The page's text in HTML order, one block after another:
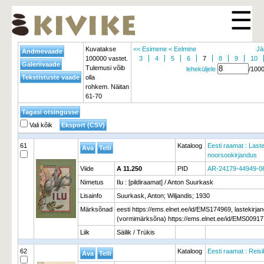
☰
Kuvatakse
100000 vastet.
Tulemusi võib
olla
rohkem. Näitan
61-70
<< Esimene < Eelmine
3
4 5 6 7 8 9
10
leheküljele
/
Vali kõik
61 Kataloog
Eesti raamat :
noorsookirjandus
Viide
A 11.250 PID
AR-24179-44949-
Nimetus
Ilu : [pildiraamat] / Anton Suurkask
Lisainfo
Suurkask, Anton; Wiljandis; 1930
Märksõnad eesti https://ems.elnet.ee/id/EMS174969,
(vormimärksõna) https://ems.elnet.ee/id/
Liik
Säilik / Trükis
62 Kataloog Eesti raamat :